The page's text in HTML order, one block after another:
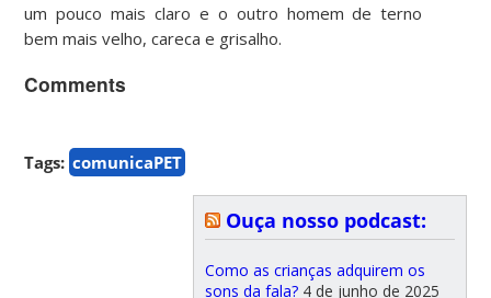
um pouco mais claro e o outro homem de terno
bem mais velho, careca e grisalho.
Comments
Tags: comunicaPET
Ouça nosso podcast:
Como as crianças adquirem os
sons da fala? 4 de junho de 2025